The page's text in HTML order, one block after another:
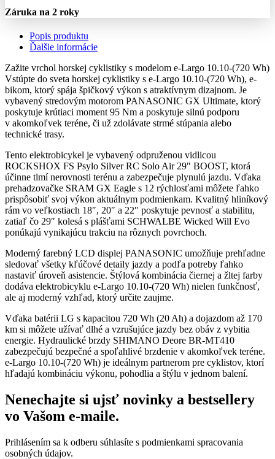
Záruka na 2 roky
Popis produktu
Ďalšie informácie
Zažite vrchol horskej cyklistiky s modelom e-Largo 10.10-(720 Wh)
Vstúpte do sveta horskej cyklistiky s e-Largo 10.10-(720 Wh), e-
bikom, ktorý spája špičkový výkon s atraktívnym dizajnom. Je
vybavený stredovým motorom PANASONIC GX Ultimate, ktorý
poskytuje krútiaci moment 95 Nm a poskytuje silnú podporu
v akomkoľvek teréne, či už zdolávate strmé stúpania alebo
technické trasy.
Tento elektrobicykel je vybavený odpruženou vidlicou
ROCKSHOX FS Psylo Silver RC Solo Air 29″ BOOST, ktorá
účinne tlmí nerovnosti terénu a zabezpečuje plynulú jazdu. Vďaka
prehadzovačke SRAM GX Eagle s 12 rýchlosťami môžete ľahko
prispôsobiť svoj výkon aktuálnym podmienkam. Kvalitný hliníkový
rám vo veľkostiach 18″, 20″ a 22″ poskytuje pevnosť a stabilitu,
zatiaľ čo 29″ kolesá s plášťami SCHWALBE Wicked Will Evo
ponúkajú vynikajúcu trakciu na rôznych povrchoch.
Moderný farebný LCD displej PANASONIC umožňuje prehľadne
sledovať všetky kľúčové detaily jazdy a podľa potreby ľahko
nastaviť úroveň asistencie. Štýlová kombinácia čiernej a žltej farby
dodáva elektrobicyklu e-Largo 10.10-(720 Wh) nielen funkčnosť,
ale aj moderný vzhľad, ktorý určite zaujme.
Vďaka batérii LG s kapacitou 720 Wh (20 Ah) a dojazdom až 170
km si môžete užívať dlhé a vzrušujúce jazdy bez obáv z vybitia
energie. Hydraulické brzdy SHIMANO Deore BR-MT410
zabezpečujú bezpečné a spoľahlivé brzdenie v akomkoľvek teréne.
e-Largo 10.10-(720 Wh) je ideálnym partnerom pre cyklistov, ktorí
hľadajú kombináciu výkonu, pohodlia a štýlu v jednom balení.
Nenechajte si ujsť novinky a bestsellery
vo Vašom e-maile.
Prihlásením sa k odberu súhlasíte s podmienkami spracovania
osobných údajov.